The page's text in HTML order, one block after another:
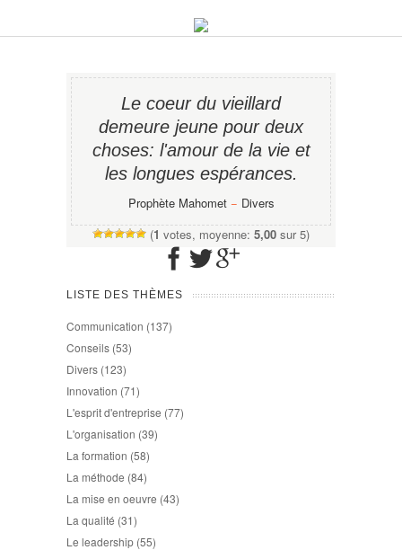
Le coeur du vieillard
demeure jeune pour deux
choses: l'amour de la vie et
les longues espérances.
Prophète Mahomet− Divers
(1 votes, moyenne: 5,00 sur 5)
LISTE DES THÈMES
Communication (137)
Conseils (53)
Divers (123)
Innovation (71)
L'esprit d'entreprise (77)
L'organisation (39)
La formation (58)
La méthode (84)
La mise en oeuvre (43)
La qualité (31)
Le leadership (55)